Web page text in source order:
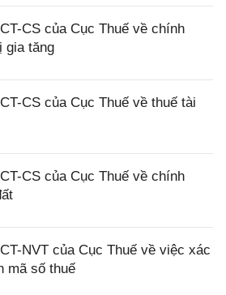
CS của Cục Thuế về chính
gia tăng
CS của Cục Thuế về thuế tài
CS của Cục Thuế về chính
NVT của Cục Thuế về việc xác
mã số thuế